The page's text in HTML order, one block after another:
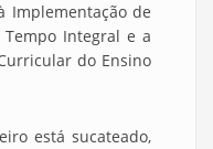
Implementação de
Integral e a
do Ensino
está sucateado,